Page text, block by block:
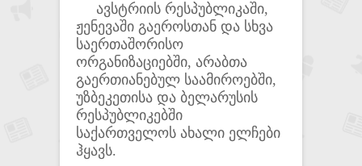
ავსტრიის რესპუბლიკაში,
ჟენევაში გაეროსთან და სხვა
საერთაშორისო
ორგანიზაციებში, არაბთა
გაერთიანებულ საამიროებში,
უზბეკეთისა და ბელარუსის
რესპუბლიკებში
საქართველოს ახალი ელჩები
ჰყავს.